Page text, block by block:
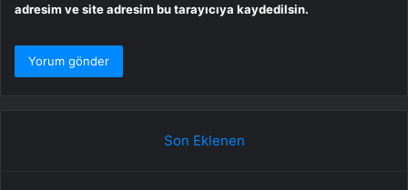
adresim ve site adresim bu tarayıcıya kaydedilsin.
Son Eklenen